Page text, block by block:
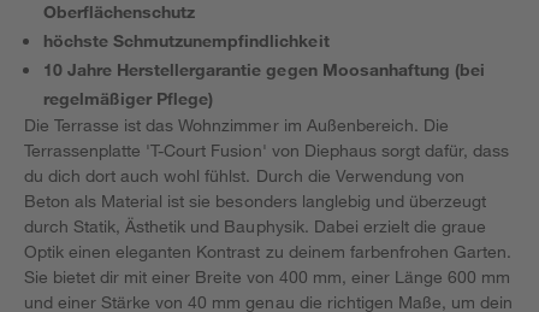
Oberflächenschutz
höchste Schmutzunempfindlichkeit
10 Jahre Herstellergarantie gegen Moosanhaftung (bei
regelmäßiger Pflege)
Die Terrasse ist das Wohnzimmer im Außenbereich. Die
Terrassenplatte 'T-Court Fusion' von Diephaus sorgt dafür, dass
du dich dort auch wohl fühlst. Durch die Verwendung von
Beton als Material ist sie besonders langlebig und überzeugt
durch Statik, Ästhetik und Bauphysik. Dabei erzielt die graue
Optik einen eleganten Kontrast zu deinem farbenfrohen Garten.
Sie bietet dir mit einer Breite von 400 mm, einer Länge 600 mm
und einer Stärke von 40 mm genau die richtigen Maße, um dein